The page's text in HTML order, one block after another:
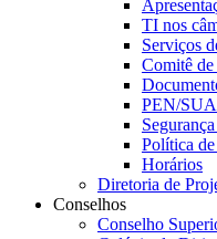
TI nos
Serviços
Comitê
PEN/
Política
Horários
Diretoria de
Conselhos
Conselho